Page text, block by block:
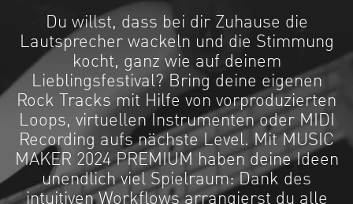
Du willst, dass bei dir Zuhause die
Lautsprecher wackeln und die Stimmung
kocht, ganz wie auf deinem
Lieblingsfestival? Bring deine eigenen
Rock Tracks mit Hilfe von vorproduzierten
Loops, virtuellen Instrumenten oder MIDI
Recording aufs nächste Level. Mit MUSIC
MAKER 2024 PREMIUM haben deine Ideen
unendlich viel Spielraum: Dank des
intuitiven Workflows arrangierst du alle